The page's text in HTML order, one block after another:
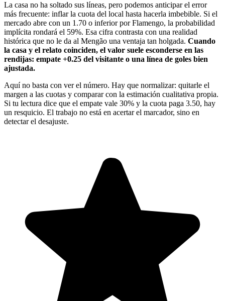
La casa no ha soltado sus líneas, pero podemos anticipar el error
más frecuente: inflar la cuota del local hasta hacerla imbebible. Si el
mercado abre con un 1.70 o inferior por Flamengo, la probabilidad
implícita rondará el 59%. Esa cifra contrasta con una realidad
histórica que no le da al Mengão una ventaja tan holgada. Cuando
la casa y el relato coinciden, el valor suele esconderse en las
rendijas: empate +0.25 del visitante o una línea de goles bien
ajustada.
Aquí no basta con ver el número. Hay que normalizar: quitarle el
margen a las cuotas y comparar con la estimación cualitativa propia.
Si tu lectura dice que el empate vale 30% y la cuota paga 3.50, hay
un resquicio. El trabajo no está en acertar el marcador, sino en
detectar el desajuste.